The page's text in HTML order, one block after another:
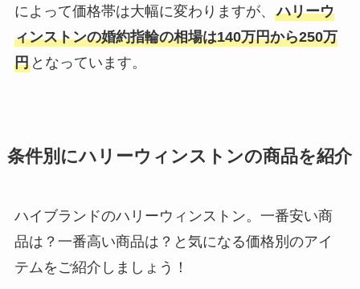
によって価格帯は大幅に変わりますが、 ハリーウ
ィンストンの婚約指輪の相場は140万円から250万
円となっています。
条件別にハリーウィンストンの商品を紹介
ハイブランドのハリーウィンストン。一番安い商
品は？一番高い商品は？と気になる価格別のアイ
テムをご紹介しましょう！